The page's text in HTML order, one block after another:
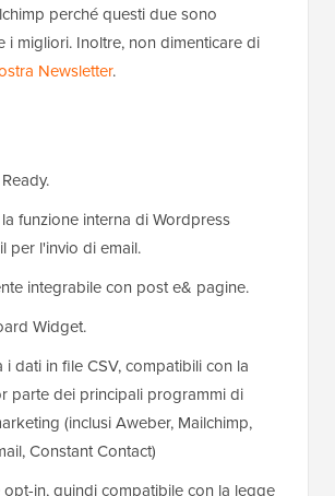
perché questi due sono
i migliori. Inoltre, non dimenticare di
Newsletter.
funzione interna di Wordpress
per l'invio di email.
integrabile con post e& pagine.
Widget.
i dati in file CSV, compatibili con la
parte dei principali programmi di
(inclusi Aweber, Mailchimp,
Constant Contact)
in, quindi compatibile con la legge